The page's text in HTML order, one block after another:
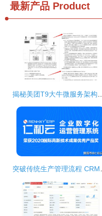
最新产品 Product